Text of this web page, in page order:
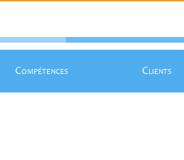
Compétences Clients